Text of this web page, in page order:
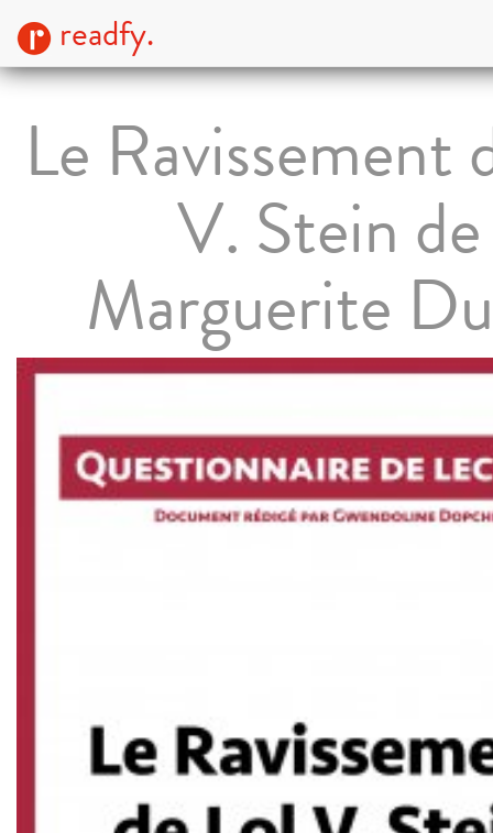
readfy.
Le Ravissement
V. Stein de
Marguerite